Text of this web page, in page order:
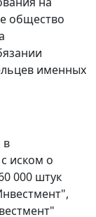
общество
именных
в
иском о
000 штук